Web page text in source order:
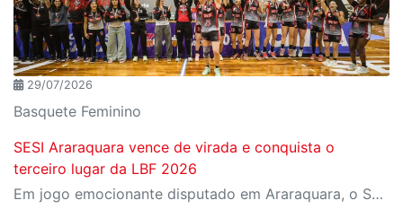
29/07/2026
Basquete Feminino
SESI Araraquara vence de virada e conquista o
terceiro lugar da LBF 2026
Em jogo emocionante disputado em Araraquara, o SESI Araraquara Basquete superou um déficit de quase 20 pontos, contou com o apoio massivo da torcida e derrotou o Cerrado BRB por 77 a 71, conquistando o terceiro lugar da LBF Loterias Caixa 2026